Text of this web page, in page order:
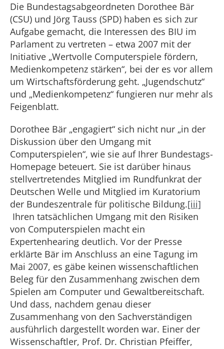
Die Bundestagsabgeordneten Dorothee Bär
(CSU) und Jörg Tauss (SPD) haben es sich zur
Aufgabe gemacht, die Interessen des BIU im
Parlament zu vertreten – etwa 2007 mit der
Initiative „Wertvolle Computerspiele fördern,
Medienkompetenz stärken“, bei der es vor allem
um Wirtschaftsförderung geht. „Jugendschutz“
und „Medienkompetenz“ fungieren nur mehr als
Feigenblatt.
Dorothee Bär „engagiert“ sich nicht nur „in der
Diskussion über den Umgang mit
Computerspielen“, wie sie auf Ihrer Bundestags-
Homepage beteuert. Sie ist darüber hinaus
stellvertretendes Mitglied im Rundfunkrat der
Deutschen Welle und Mitglied im Kuratorium
der Bundeszentrale für politische Bildung.[iii]
Ihren tatsächlichen Umgang mit den Risiken
von Computerspielen macht ein
Expertenhearing deutlich. Vor der Presse
erklärte Bär im Anschluss an eine Tagung im
Mai 2007, es gäbe keinen wissenschaftlichen
Beleg für den Zusammenhang zwischen dem
Spielen am Computer und Gewaltbereitschaft.
Und dass, nachdem genau dieser
Zusammenhang von den Sachverständigen
ausführlich dargestellt worden war. Einer der
Wissenschaftler, Prof. Dr. Christian Pfeiffer,